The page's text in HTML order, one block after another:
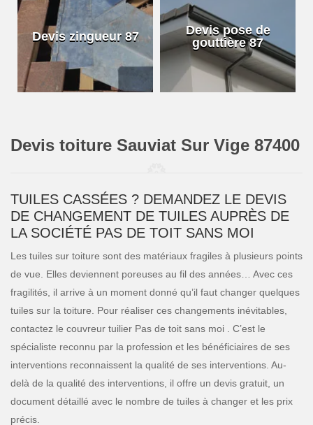
Devis zingueur 87
Devis pose de
gouttière 87
Devis toiture Sauviat Sur Vige 87400
TUILES CASSÉES ? DEMANDEZ LE DEVIS
DE CHANGEMENT DE TUILES AUPRÈS DE
LA SOCIÉTÉ PAS DE TOIT SANS MOI
Les tuiles sur toiture sont des matériaux fragiles à plusieurs points
de vue. Elles deviennent poreuses au fil des années… Avec ces
fragilités, il arrive à un moment donné qu’il faut changer quelques
tuiles sur la toiture. Pour réaliser ces changements inévitables,
contactez le couvreur tuilier Pas de toit sans moi . C’est le
spécialiste reconnu par la profession et les bénéficiaires de ses
interventions reconnaissent la qualité de ses interventions. Au-
delà de la qualité des interventions, il offre un devis gratuit, un
document détaillé avec le nombre de tuiles à changer et les prix
précis.